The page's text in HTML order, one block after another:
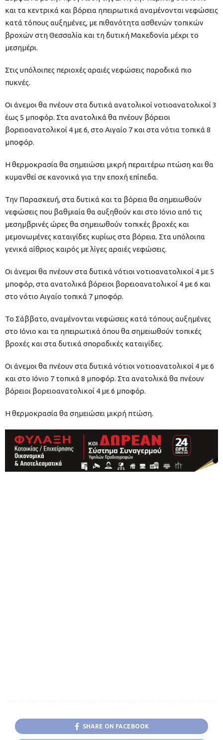
και τα κεντρικά και βόρεια ηπειρωτικά αναμένονται νεφώσεις
κατά τόπους αυξημένες, με πιθανότητα ασθενών τοπικών
βροχών στη Θεσσαλία και τη δυτική Μακεδονία μέχρι το
μεσημέρι.
Στις υπόλοιπες περιοχές αραιές νεφώσεις παροδικά πιο
πυκνές.
Οι άνεμοι θα πνέουν στα δυτικά ανατολικοί νοτιοανατολικοί 3
έως 5 μποφόρ. Στα ανατολικά θα πνέουν βόρειοι
βορειοανατολικοί 4 με 6, στο Αιγαίο 7 και στα νότια τοπικά 8
μποφόρ.
Η θερμοκρασία θα σημειώσει μικρή περαιτέρω πτώση και θα
κυμανθεί σε κανονικά για την εποχή επίπεδα.
Την Παρασκευή, στα δυτικά και τα βόρεια θα σημειωθούν
νεφώσεις που βαθμιαία θα αυξηθούν και στο Ιόνιο από τις
μεσημβρινές ώρες θα σημειωθούν τοπικές βροχές και
μεμονωμένες καταιγίδες κυρίως στα βόρεια. Στα υπόλοιπα
γενικά αίθριος καιρός με λίγες αραιές νεφώσεις.
Οι άνεμοι θα πνέουν στα δυτικά νότιοι νοτιοανατολικοί 4 με 5
μποφόρ, στα ανατολικά βόρειοι βορειοανατολικοί 4 με 6 και
στο νότιο Αιγαίο τοπικά 7 μποφόρ.
Το Σάββατο, αναμένονται νεφώσεις κατά τόπους αυξημένες
στο Ιόνιο και τα ηπειρωτικά όπου θα σημειωθούν τοπικές
βροχές και στα δυτικά σποραδικές καταιγίδες.
Οι άνεμοι θα πνέουν στα δυτικά νότιοι νοτιοανατολικοί 4 με 6
και στο Ιόνιο 7 τοπικά 8 μποφόρ. Στα ανατολικά θα πνέουν
βόρειοι βορειοανατολικοί 4 με 6 μποφόρ.
Η θερμοκρασία θα σημειώσει μικρή πτώση.
SHARE ON FACEBOOK